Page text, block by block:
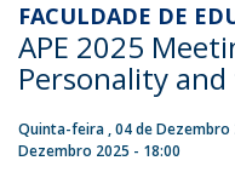
FACULDADE DE
APE 2025
Personality
Quinta-feira , 04 de Dezembro
Dezembro 2025 - 18:00